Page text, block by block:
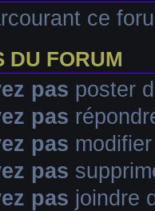
ce
DU FORUM
pas poster
pas
pas
pas
pas joindre